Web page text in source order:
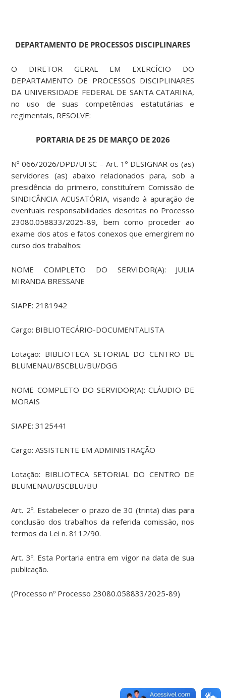
DEPARTAMENTO DE PROCESSOS DISCIPLINARES
O DIRETOR GERAL EM EXERCÍCIO DO
DEPARTAMENTO DE PROCESSOS DISCIPLINARES
DA UNIVERSIDADE FEDERAL DE SANTA CATARINA,
no uso de suas competências estatutárias e
regimentais, RESOLVE:
PORTARIA DE 25 DE MARÇO DE 2026
Nº 066/2026/DPD/UFSC – Art. 1º DESIGNAR os (as)
servidores (as) abaixo relacionados para, sob a
presidência do primeiro, constituírem Comissão de
SINDICÂNCIA ACUSATÓRIA, visando à apuração de
eventuais responsabilidades descritas no Processo
23080.058833/2025-89, bem como proceder ao
exame dos atos e fatos conexos que emergirem no
curso dos trabalhos:
NOME COMPLETO DO SERVIDOR(A): JULIA
MIRANDA BRESSANE
SIAPE: 2181942
Cargo: BIBLIOTECÁRIO-DOCUMENTALISTA
Lotação: BIBLIOTECA SETORIAL DO CENTRO DE
BLUMENAU/BSCBLU/BU/DGG
NOME COMPLETO DO SERVIDOR(A): CLÁUDIO DE
MORAIS
SIAPE: 3125441
Cargo: ASSISTENTE EM ADMINISTRAÇÃO
Lotação: BIBLIOTECA SETORIAL DO CENTRO DE
BLUMENAU/BSCBLU/BU
Art. 2º. Estabelecer o prazo de 30 (trinta) dias para
conclusão dos trabalhos da referida comissão, nos
termos da Lei n. 8112/90.
Art. 3º. Esta Portaria entra em vigor na data de sua
publicação.
(Processo nº Processo 23080.058833/2025-89)